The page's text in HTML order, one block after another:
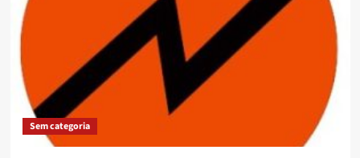
Sem categoria